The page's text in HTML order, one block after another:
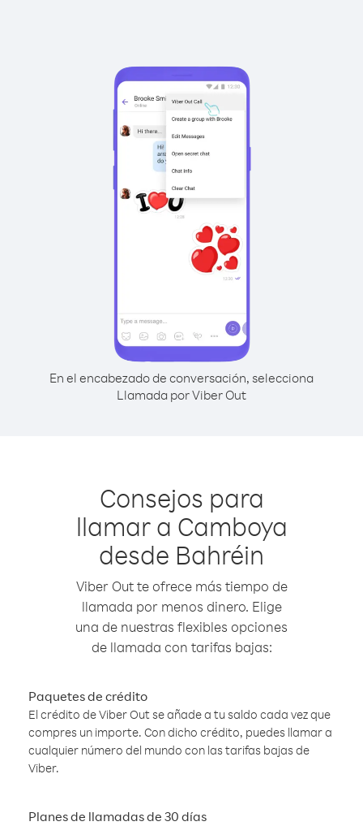
En el encabezado de conversación, selecciona
Llamada por Viber Out
Consejos para
llamar a Camboya
desde Bahréin
Viber Out te ofrece más tiempo de
llamada por menos dinero. Elige
una de nuestras flexibles opciones
de llamada con tarifas bajas:
Paquetes de crédito
El crédito de Viber Out se añade a tu saldo cada vez que
compres un importe. Con dicho crédito, puedes llamar a
cualquier número del mundo con las tarifas bajas de
Viber.
Planes de llamadas de 30 días